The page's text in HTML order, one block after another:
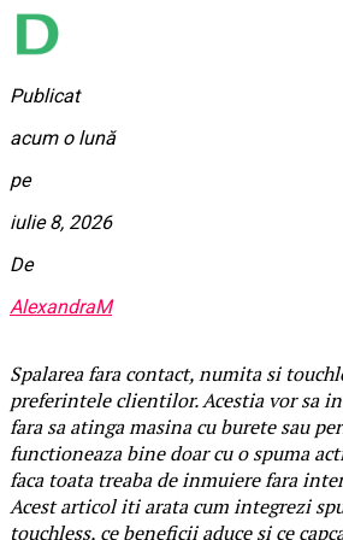
Publicat
acum o lună
pe
iulie 8, 2026
De
AlexandraM
Spalarea fara contact, numita si
preferintele clientilor. Acestia vor sa
fara sa atinga masina cu burete sau
functioneaza bine doar cu o spuma
faca toata treaba de inmuiere fara
Acest articol iti arata cum integrezi
touchless, ce beneficii aduce si ce